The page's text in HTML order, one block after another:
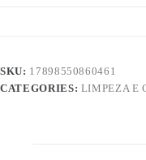
SKU: 17898550860461
CATEGORIES: LIMPEZA E